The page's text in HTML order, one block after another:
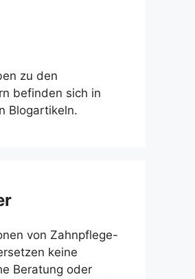
zu den
befinden sich in
Blogartikeln.
von Zahnpflege-
keine
Beratung oder